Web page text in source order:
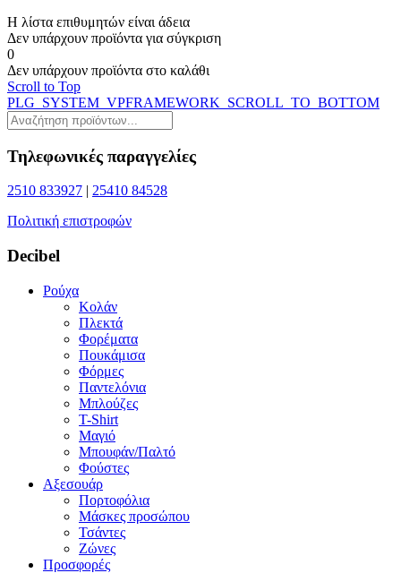
Η λίστα επιθυμητών είναι άδεια
Δεν υπάρχουν προϊόντα για σύγκριση
0
Δεν υπάρχουν προϊόντα στο καλάθι
Scroll to Top
PLG_SYSTEM_VPFRAMEWORK_SCROLL_TO_BOTTOM
Τηλεφωνικές παραγγελίες
2510 833927 | 25410 84528
Πολιτική επιστροφών
Decibel
Ρούχα
Κολάν
Πλεκτά
Φορέματα
Πουκάμισα
Φόρμες
Παντελόνια
Μπλούζες
T-Shirt
Μαγιό
Μπουφάν/Παλτό
Φούστες
Αξεσουάρ
Πορτοφόλια
Μάσκες προσώπου
Τσάντες
Ζώνες
Προσφορές